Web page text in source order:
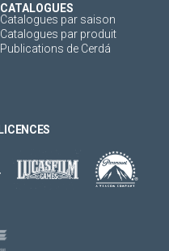
CATALOGUES
Catalogues par saison
Catalogues par produit
Publications de Cerdá